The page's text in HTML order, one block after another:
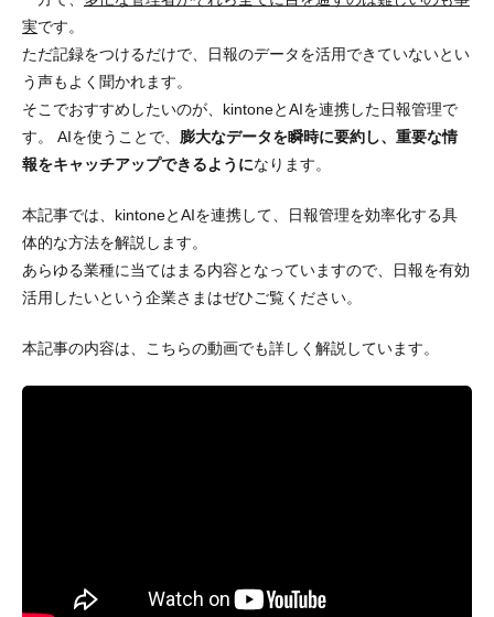
実です。
ただ記録をつけるだけで、日報のデータを活用できていないとい
う声もよく聞かれます。
そこでおすすめしたいのが、kintoneとAIを連携した日報管理で
す。 AIを使うことで、 膨大なデータを瞬時に要約し、重要な情
報をキャッチアップできるようになります。
本記事では、kintoneとAIを連携して、日報管理を効率化する具
体的な方法を解説します。
あらゆる業種に当てはまる内容となっていますので、日報を有効
活用したいという企業さまはぜひご覧ください。
本記事の内容は、こちらの動画でも詳しく解説しています。